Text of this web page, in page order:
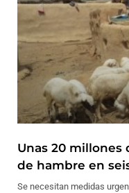
Unas 20 millones
de hambre en
Se necesitan medidas